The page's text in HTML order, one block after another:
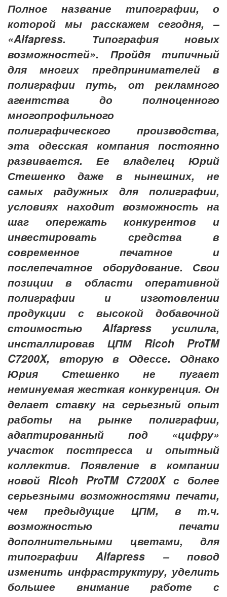
Полное название типографии, о
которой мы расскажем сегодня, –
«Alfapress. Типография новых
возможностей». Пройдя типичный
для многих предпринимателей в
полиграфии путь, от рекламного
агентства до полноценного
многопрофильного
полиграфического производства,
эта одесская компания постоянно
развивается. Ее владелец Юрий
Стешенко даже в нынешних, не
самых радужных для полиграфии,
условиях находит возможность на
шаг опережать конкурентов и
инвестировать средства в
современное печатное и
послепечатное оборудование. Свои
позиции в области оперативной
полиграфии и изготовлении
продукции с высокой добавочной
стоимостью Alfapress усилила,
инсталлировав ЦПМ Ricoh ProTM
C7200X, вторую в Одессе. Однако
Юрия Стешенко не пугает
неминуемая жесткая конкуренция. Он
делает ставку на серьезный опыт
работы на рынке полиграфии,
адаптированный под «цифру»
участок постпресса и опытный
коллектив. Появление в компании
новой Ricoh ProTM C7200X с более
серьезными возможностями печати,
чем предыдущие ЦПМ, в т.ч.
возможностью печати
дополнительными цветами, для
типографии Alfapress – повод
изменить инфраструктуру, уделить
большее внимание работе с